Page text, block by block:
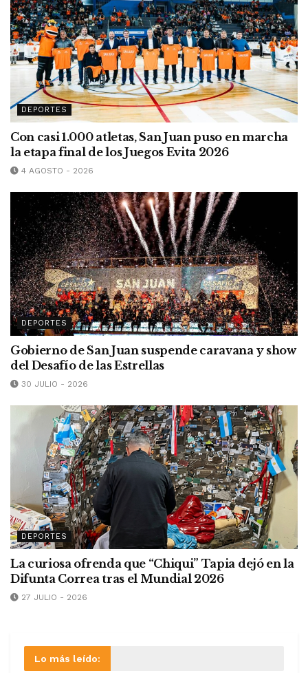
DEPORTES
Con casi 1.000 atletas, San Juan puso en marcha
la etapa final de los Juegos Evita 2026
4 AGOSTO - 2026
DEPORTES
Gobierno de San Juan suspende caravana y show
del Desafío de las Estrellas
30 JULIO - 2026
DEPORTES
La curiosa ofrenda que “Chiqui” Tapia dejó en la
Difunta Correa tras el Mundial 2026
27 JULIO - 2026
Lo más leído: